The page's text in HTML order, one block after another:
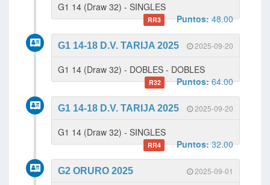
G1 14 (Draw 32) - SINGLES
RR3 Puntos:48.00
2025-09-20
G1 14-18 D.V. TARIJA 2025
G1 14 (Draw 32) - DOBLES - DOBLES
R32 Puntos:64.00
2025-09-20
G1 14-18 D.V. TARIJA 2025
G1 14 (Draw 32) - SINGLES
RR4 Puntos:32.00
2025-09-01
G2 ORURO 2025